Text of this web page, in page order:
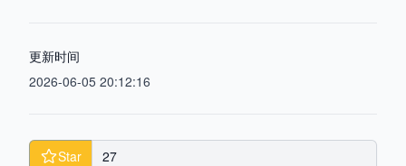
更新时间
2026-06-05 20:12:16
Star
27